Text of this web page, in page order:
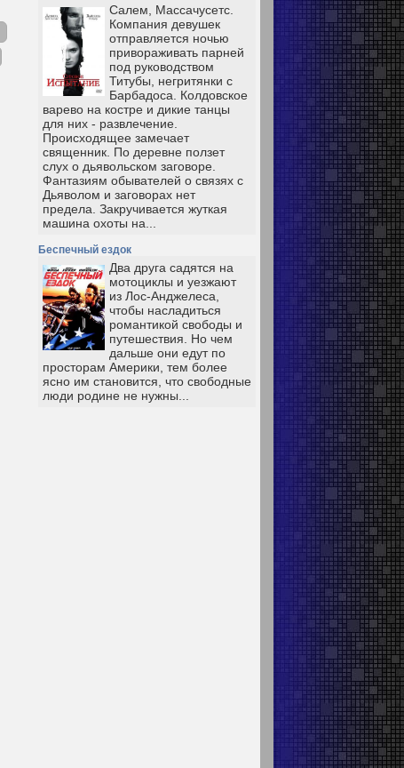
Салем, Массачусетс.
Компания девушек
отправляется ночью
привораживать парней
под руководством
Титубы, негритянки с
Барбадоса. Колдовское
варево на костре и дикие танцы
для них - развлечение.
Происходящее замечает
священник. По деревне ползет
слух о дьявольском заговоре.
Фантазиям обывателей о связях с
Дьяволом и заговорах нет
предела. Закручивается жуткая
машина охоты на...
Беспечный ездок
Два друга садятся на
мотоциклы и уезжают
из Лос-Анджелеса,
чтобы насладиться
романтикой свободы и
путешествия. Но чем
дальше они едут по
просторам Америки, тем более
ясно им становится, что свободные
люди родине не нужны...